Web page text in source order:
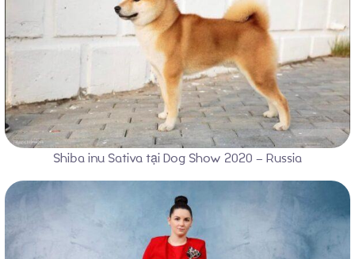
Shiba inu Sativa tại Dog Show 2020 – Russia